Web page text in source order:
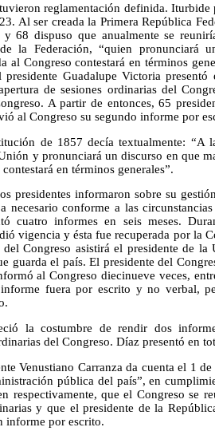
reglamentación definida. Iturbide
Al ser creada la Primera República
68 dispuso que anualmente se
la Federación, “quien pronunciará
al Congreso contestará en términos
Guadalupe Victoria
de sesiones ordinarias del
A partir de entonces, 65
al Congreso su segundo informe por
de 1857 decía textualmente: “A
y pronunciará un discurso en que
en términos generales”.
presidentes informaron sobre su
necesario conforme a las
cuatro informes en seis meses.
vigencia y ésta fue recuperada por la
del Congreso asistirá el presidente de
guarda el país. El presidente del
al Congreso diecinueve veces,
fuera por escrito y no verbal,
la costumbre de rendir dos
del Congreso. Díaz presentó en
Venustiano Carranza da cuenta el 1
pública del país”, en
respectivamente, que el Congreso se
y que el presidente de la
informe por escrito.